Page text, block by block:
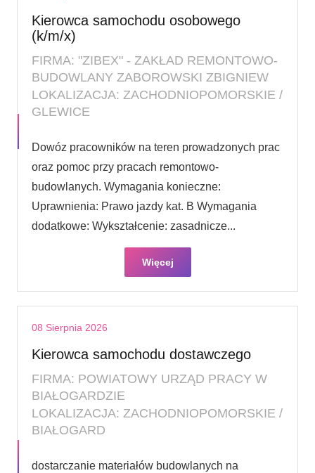
Kierowca samochodu osobowego
(k/m/x)
FIRMA: "ZIBEX" - ZAKŁAD REMONTOWO-
BUDOWLANY ZABOROWSKI ZBIGNIEW
LOKALIZACJA: ZACHODNIOPOMORSKIE /
GLEWICE
Dowóz pracowników na teren prowadzonych prac
oraz pomoc przy pracach remontowo-
budowlanych. Wymagania konieczne:
Uprawnienia: Prawo jazdy kat. B Wymagania
dodatkowe: Wykształcenie: zasadnicze...
Więcej
08 Sierpnia 2026
Kierowca samochodu dostawczego
FIRMA: POWIATOWY URZĄD PRACY W
BIAŁOGARDZIE
LOKALIZACJA: ZACHODNIOPOMORSKIE /
BIAŁOGARD
dostarczanie materiałów budowlanych na